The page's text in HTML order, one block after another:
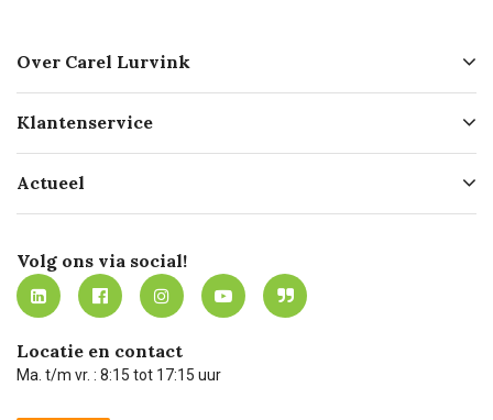
Over Carel Lurvink
Geschiedenis
Missie
Werken bij Carel Lurvink
MVO
Klantenservice
Bezorgen
Mijn Carel Lurvink
Mijn Carel Lurvink instructievideo's
Carel Lurvink App
Hulp op afstand
Technische dienst
Actueel
Innovation LAB
Tevreden klanten
Carel Lurvink Blog
Carel de podcast
Volg ons via social!
Locatie en contact
Ma. t/m vr. : 8:15 tot 17:15 uur